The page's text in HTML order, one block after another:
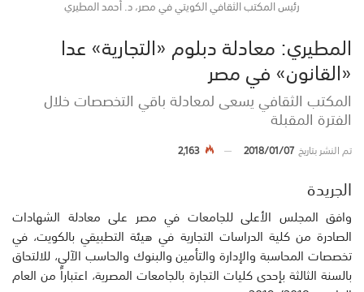
رئيس المكتب الثقافي الكويتي في مصر، د. أحمد المطيري
المطيري: معادلة دبلوم «التجارية» عدا
«القانون» في مصر
المكتب الثقافي يسعى لمعادلة باقي التخصصات خلال
الفترة المقبلة
تم النشر بتاريخ2018/01/07
2,163
الجريدة
وافق المجلس الأعلى للجامعات في مصر على معادلة الشهادات
الصادرة من كلية الدراسات التجارية في هيئة التطبيقي بالكويت، في
تخصصات المحاسبة والإدارة والتأمين والبنوك والحاسب الآلي، للالتحاق
بالسنة الثالثة بإحدى كليات التجارة بالجامعات المصرية، اعتباراً من العام